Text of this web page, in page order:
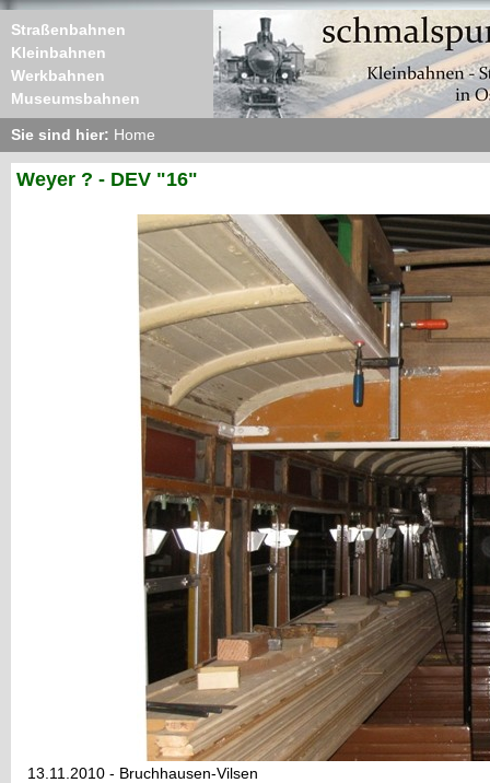
Straßenbahnen
Kleinbahnen
Werkbahnen
Museumsbahnen
Sie sind hier: Home
Weyer ? - DEV "16"
13.11.2010 - Bruchhausen-Vilsen